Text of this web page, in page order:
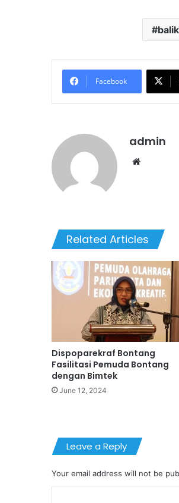
Facebook
admin
Related Articles
Dispoparekraf Bontang
Fasilitasi Pemuda Bontang
dengan Bimtek
June 12, 2024
Leave a Reply
Your email address will not be